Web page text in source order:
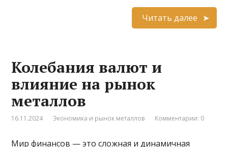
Читать далее
Колебания валют и
влияние на рынок
металлов
16.11.2024 Экономика и рынок металлов Комментарии: 0
Мир финансов — это сложная и динамичная